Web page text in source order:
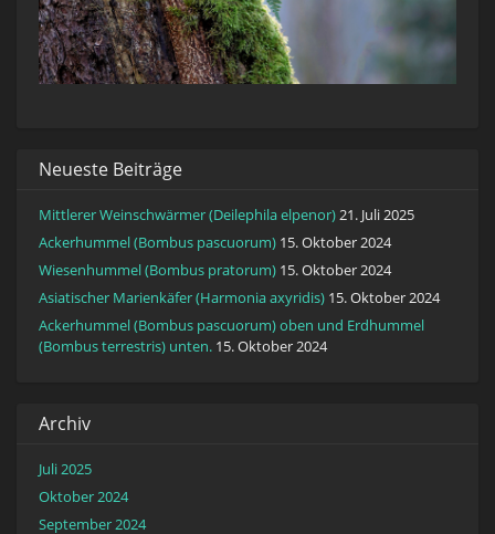
Neueste Beiträge
Mittlerer Weinschwärmer (Deilephila elpenor)21. Juli 2025
Ackerhummel (Bombus pascuorum) 15. Oktober 2024
Wiesenhummel (Bombus pratorum) 15. Oktober 2024
Asiatischer Marienkäfer (Harmonia axyridis) 15. Oktober 2024
Ackerhummel (Bombus pascuorum) oben und Erdhummel
(Bombus terrestris) unten. 15. Oktober 2024
Archiv
Juli 2025
Oktober 2024
September 2024